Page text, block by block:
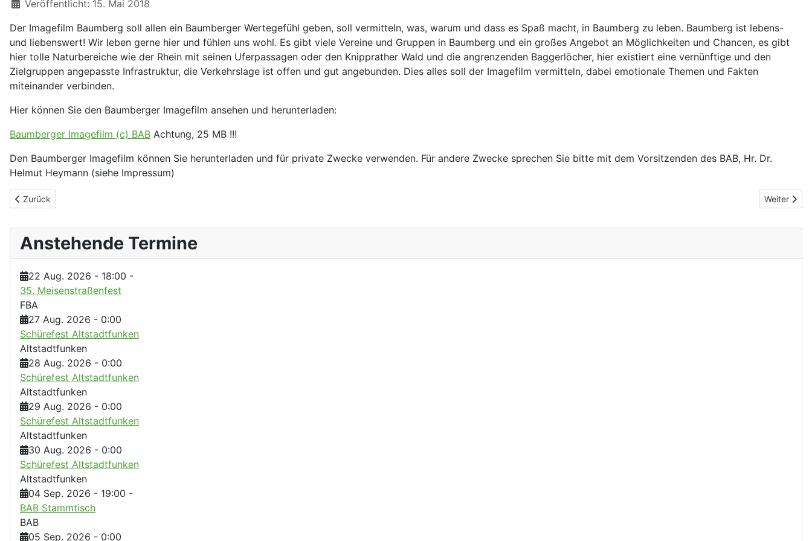
Anstehende Termine
22 Aug. 2026 - 18:00 -
35. Meisenstraßenfest
FBA
27 Aug. 2026 - 0:00
Schürefest Altstadtfunken
Altstadtfunken
28 Aug. 2026 - 0:00
Schürefest Altstadtfunken
Altstadtfunken
29 Aug. 2026 - 0:00
Schürefest Altstadtfunken
Altstadtfunken
30 Aug. 2026 - 0:00
Schürefest Altstadtfunken
Altstadtfunken
04 Sep. 2026 - 19:00 -
BAB Stammtisch
BAB
05 Sep. 2026 - 0:00
Veröffentlicht: 15. Mai 2018
Der Imagefilm Baumberg soll allen ein Baumberger Wertegefühl geben, soll vermitteln, was, warum und dass es Spaß macht, in Baumberg zu leben. Baumberg ist lebens-
und liebenswert! Wir leben gerne hier und fühlen uns wohl. Es gibt viele Vereine und Gruppen in Baumberg und ein großes Angebot an Möglichkeiten und Chancen, es gibt
hier tolle Naturbereiche wie der Rhein mit seinen Uferpassagen oder den Knipprather Wald und die angrenzenden Baggerlöcher, hier existiert eine vernünftige und den
Zielgruppen angepasste Infrastruktur, die Verkehrslage ist offen und gut angebunden. Dies alles soll der Imagefilm vermitteln, dabei emotionale Themen und Fakten
miteinander verbinden.
Hier können Sie den Baumberger Imagefilm ansehen und herunterladen:
Baumberger Imagefilm (c) BAB Achtung, 25 MB !!!
Den Baumberger Imagefilm können Sie herunterladen und für private Zwecke verwenden. Für andere Zwecke sprechen Sie bitte mit dem Vorsitzenden des BAB, Hr. Dr.
Helmut Heymann (siehe Impressum)
Vorheriger Beitrag: Impressionen der Sonnwendfeier
Zurück Nächster
Weiter